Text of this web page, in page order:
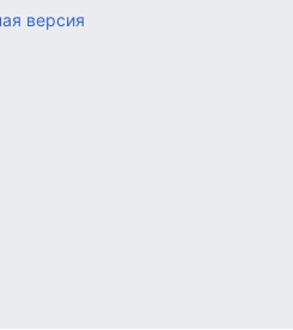
версия